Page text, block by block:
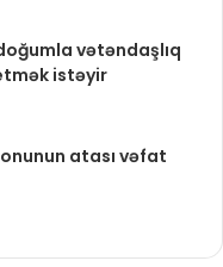
vətəndaşlıq
istəyir
atası vəfat